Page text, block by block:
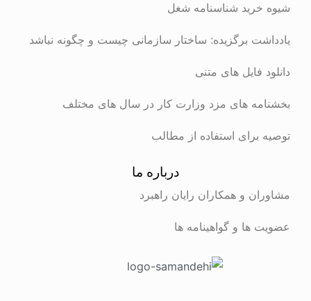
شیوه خرید شناسنامه شغل
یادداشت برگزیده: ساختار سازمانی چیست و چگونه نباشد
دانلود فایل های متنی
بخشنامه های مزد وزارت کار در سال های مختلف
توصیه برای استفاده از مطالب
درباره ما
مشاوران و همکاران رایان راهبرد
عضویت ها و گواهینامه ها